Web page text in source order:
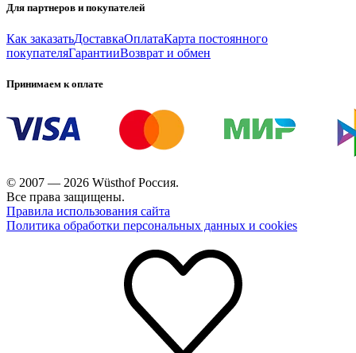
Для партнеров и покупателей
Как заказатьДоставкаОплатаКарта постоянного
покупателяГарантииВозврат и обмен
Принимаем к оплате
© 2007 — 2026 Wüsthof Россия.
Все права защищены.
Правила использования сайта
Политика обработки персональных данных и cookies